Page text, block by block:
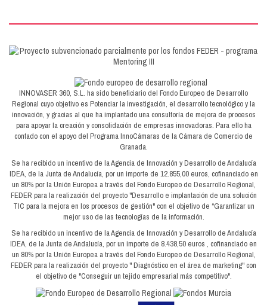
INNOVASER 360, S.L. ha sido beneficiario del Fondo Europeo de Desarrollo
Regional cuyo objetivo es Potenciar la investigación, el desarrollo tecnológico y la
innovación, y gracias al que ha implantado una consultoría de mejora de procesos
para apoyar la creación y consolidación de empresas innovadoras. Para ello ha
contado con el apoyo del Programa InnoCámaras de la Cámara de Comercio de
Granada.
Se ha recibido un incentivo de la Agencia de Innovación y Desarrollo de Andalucía
IDEA, de la Junta de Andalucía, por un importe de 12.855,00 euros, cofinanciado en
un 80% por la Unión Europea a través del Fondo Europeo de Desarrollo Regional,
FEDER para la realización del proyecto "Desarrollo e implantación de una solución
TIC para la mejora en los procesos de gestión" con el objetivo de “Garantizar un
mejor uso de las tecnologías de la información.
Se ha recibido un incentivo de la Agencia de Innovación y Desarrollo de Andalucía
IDEA, de la Junta de Andalucía, por un importe de 8.438,50 euros , cofinanciado en
un 80% por la Unión Europea a través del Fondo Europeo de Desarrollo Regional,
FEDER para la realización del proyecto " Diagnóstico en el área de marketing" con
el objetivo de "Conseguir un tejido empresarial más competitivo".